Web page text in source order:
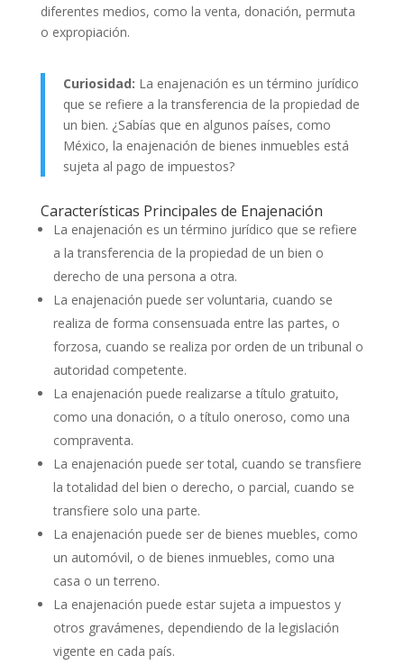
diferentes medios, como la venta, donación, permuta
o expropiación.
Curiosidad: La enajenación es un término jurídico
que se refiere a la transferencia de la propiedad de
un bien. ¿Sabías que en algunos países, como
México, la enajenación de bienes inmuebles está
sujeta al pago de impuestos?
Características Principales de Enajenación
La enajenación es un término jurídico que se refiere
a la transferencia de la propiedad de un bien o
derecho de una persona a otra.
La enajenación puede ser voluntaria, cuando se
realiza de forma consensuada entre las partes, o
forzosa, cuando se realiza por orden de un tribunal o
autoridad competente.
La enajenación puede realizarse a título gratuito,
como una donación, o a título oneroso, como una
compraventa.
La enajenación puede ser total, cuando se transfiere
la totalidad del bien o derecho, o parcial, cuando se
transfiere solo una parte.
La enajenación puede ser de bienes muebles, como
un automóvil, o de bienes inmuebles, como una
casa o un terreno.
La enajenación puede estar sujeta a impuestos y
otros gravámenes, dependiendo de la legislación
vigente en cada país.